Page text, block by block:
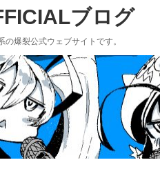
ブログ
爆裂公式ウェブサイトです。